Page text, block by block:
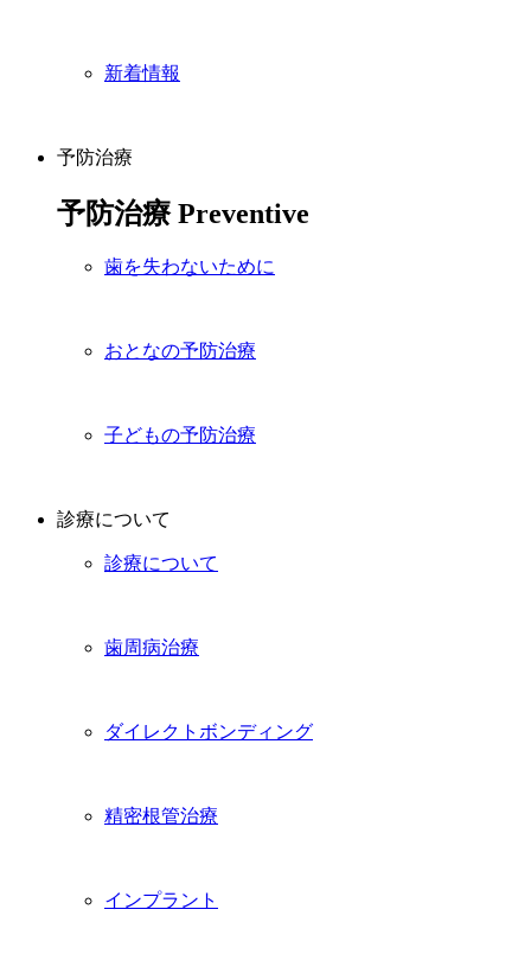
新着情報
予防治療
予防治療 Preventive
歯を失わないために
おとなの予防治療
子どもの予防治療
診療について
診療について
歯周病治療
ダイレクトボンディング
精密根管治療
インプラント